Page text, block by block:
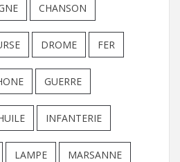
CHANSON
DROME FER
GUERRE
INFANTERIE
LAMPE MARSANNE